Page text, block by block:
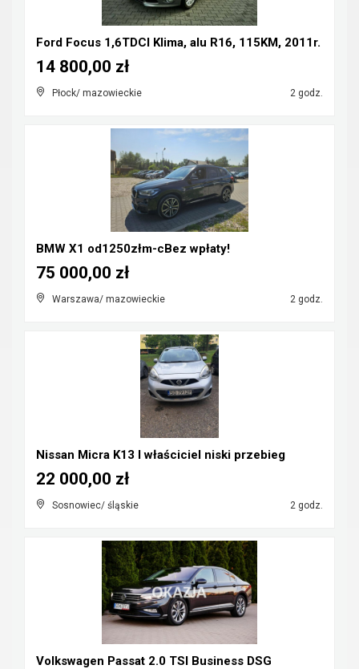
Ford Focus 1,6TDCI Klima, alu R16, 115KM, 2011r.
Płock/ mazowieckie 2 godz.
14 800,00 zł
BMW X1 od1250złm-cBez wpłaty!
Warszawa/ mazowieckie 2 godz.
75 000,00 zł
Nissan Micra K13 I właściciel niski przebieg
Sosnowiec/ śląskie 2 godz.
22 000,00 zł
Volkswagen Passat 2.0 TSI Business DSG